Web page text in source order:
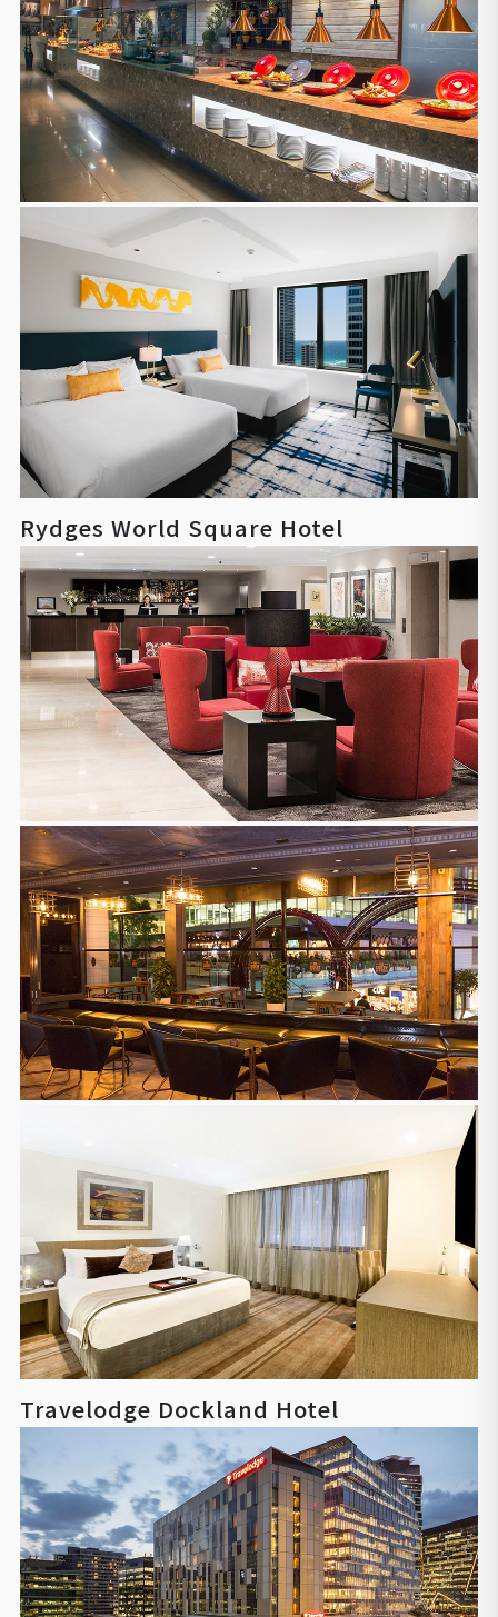
Rydges World Square Hotel
Travelodge Dockland Hotel